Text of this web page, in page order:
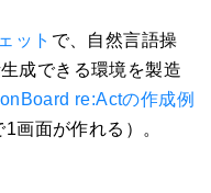
ット で、自然言語操
成できる環境を製造
re:Actの作成例
画面が作れる）。